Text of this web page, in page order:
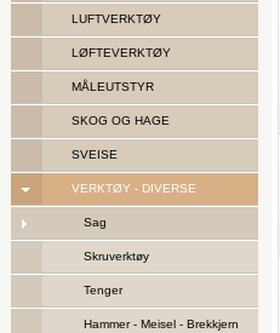
LUFTVERKTØY
LØFTEVERKTØY
MÅLEUTSTYR
SKOG OG HAGE
SVEISE
VERKTØY - DIVERSE
Sag
Skruverktøy
Tenger
Hammer - Meisel - Brekkjern